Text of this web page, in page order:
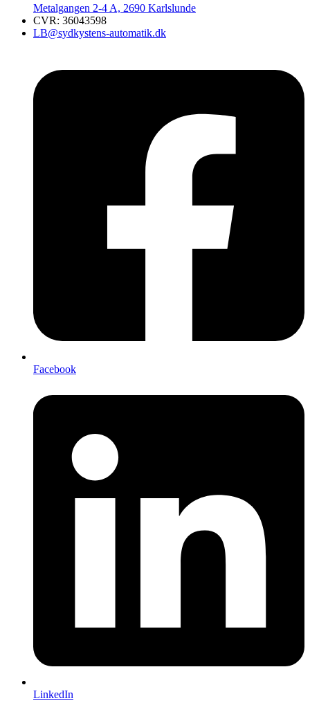
​Metalgangen 2-4 A, 2690 Karlslunde
CVR: 36043598​
LB@sydkystens-automatik.dk
Facebook
LinkedIn